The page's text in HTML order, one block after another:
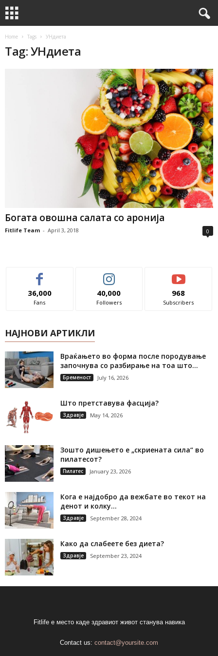
Home Tags УНдиета
Tag: УНдиета
Богата овошна салата со аронија
Fitlife Team - April 3, 2018 0
36,000
Fans
40,000
Followers
968
Subscribers
НАЈНОВИ АРТИКЛИ
Враќањето во форма после породување
започнува со разбирање на тоа што...
Бременост July 16, 2026
Што претставува фасција?
Здравје May 14, 2026
Зошто дишењето е „скриената сила“ во
пилатесот?
Пилатес January 23, 2026
Кога е најдобро да вежбате во текот на
денот и колку...
Здравје September 28, 2024
Како да слабеете без диета?
Здравје September 23, 2024
Fitlife е место каде здравиот живот станува навика
Contact us: contact@yoursite.com